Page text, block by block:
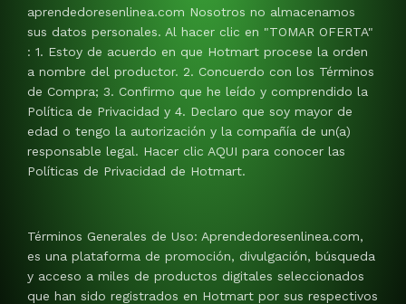
aprendedoresenlinea.com Nosotros no almacenamos
sus datos personales. Al hacer clic en "TOMAR OFERTA"
: 1. Estoy de acuerdo en que Hotmart procese la orden
a nombre del productor. 2. Concuerdo con los Términos
de Compra; 3. Confirmo que he leído y comprendido la
Política de Privacidad y 4. Declaro que soy mayor de
edad o tengo la autorización y la compañía de un(a)
responsable legal. Hacer clic AQUI para conocer las
Políticas de Privacidad de Hotmart.
Términos Generales de Uso: Aprendedoresenlinea.com,
es una plataforma de promoción, divulgación, búsqueda
y acceso a miles de productos digitales seleccionados
que han sido registrados en Hotmart por sus respectivos